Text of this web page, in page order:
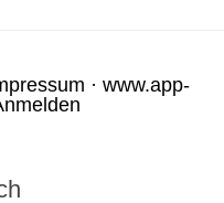
· www.app-